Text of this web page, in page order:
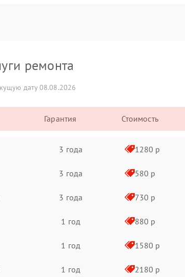
ремонта
дату 08.08.2026
Гарантия Стоимость
3 года 1280 р
3 года 580 р
3 года 730 р
1 год 880 р
1 год 1580 р
1 год 2180 р